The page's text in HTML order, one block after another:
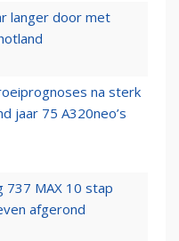
langer door met
na sterk
jaar 75 A320neo’s
737 MAX 10 stap
afgerond